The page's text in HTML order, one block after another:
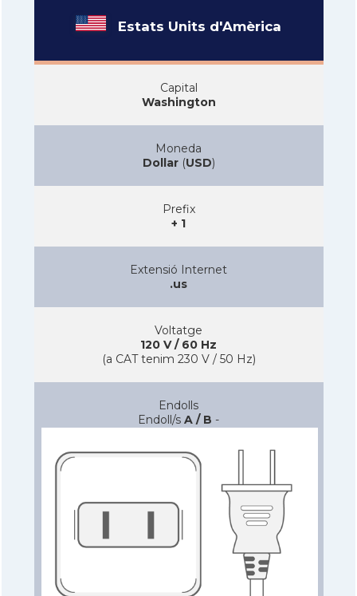
Estats Units d'Amèrica
Capital
Washington
Moneda
Dollar(USD)
Prefix
+ 1
Extensió Internet
.us
Voltatge
120 V / 60 Hz
(a CAT tenim 230 V / 50 Hz)
Endolls
Endoll/s A / B -